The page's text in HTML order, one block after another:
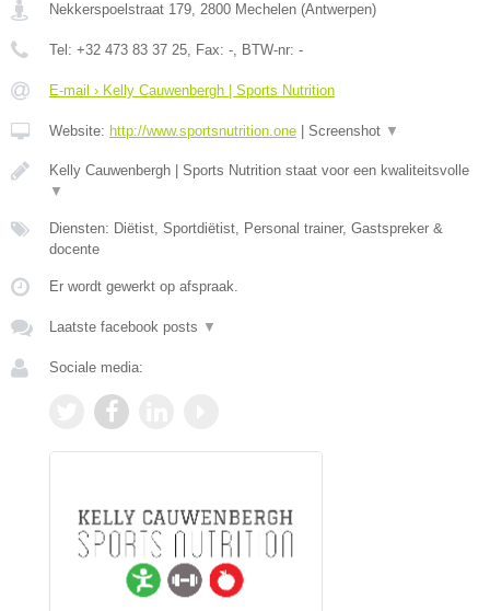
Nekkerspoelstraat 179, 2800 Mechelen (Antwerpen)
Tel: +32 473 83 37 25, Fax: -, BTW-nr: -
E-mail › Kelly Cauwenbergh | Sports Nutrition
Website: http://www.sportsnutrition.one Screenshot ▼
Kelly Cauwenbergh | Sports Nutrition staat voor een kwaliteitsvolle
▼
Diensten: Diëtist, Sportdiëtist, Personal trainer, Gastspreker &
docente
Er wordt gewerkt op afspraak.
Laatste facebook posts ▼
Sociale media: